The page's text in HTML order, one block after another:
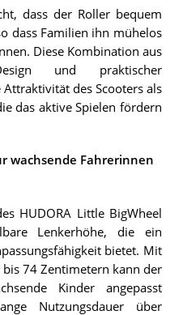
dass der Roller bequem
dass Familien ihn mühelos
Diese Kombination aus
und praktischer
des Scooters als
das aktive Spielen fördern
wachsende Fahrerinnen
HUDORA Little BigWheel
Lenkerhöhe, die ein
bietet. Mit
74 Zentimetern kann der
Kinder angepasst
Nutzungsdauer über